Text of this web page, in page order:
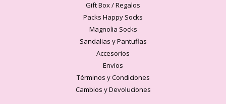
Gift Box / Regalos
Packs Happy Socks
Magnolia Socks
Sandalias y Pantuflas
Accesorios
Envíos
Términos y Condiciones
Cambios y Devoluciones